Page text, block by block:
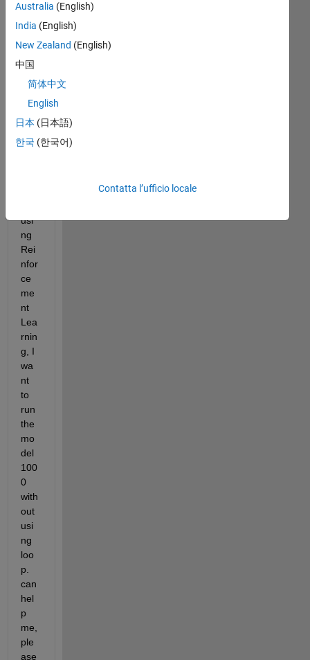
I
ign
ed
a
del
usi
ng
Rei
nfor
ce
me
nt
Lea
rnin
g, I
wa
nt
to
run
the
mo
del
100
0
with
out
usi
ng
loo
p.
can
hel
p
me,
ple
ase
Australia (English)
India (English)
New Zealand (English)
中国
简体中文
English
日本 (日本語)
한국 (한국어)
Contatta l’ufficio locale